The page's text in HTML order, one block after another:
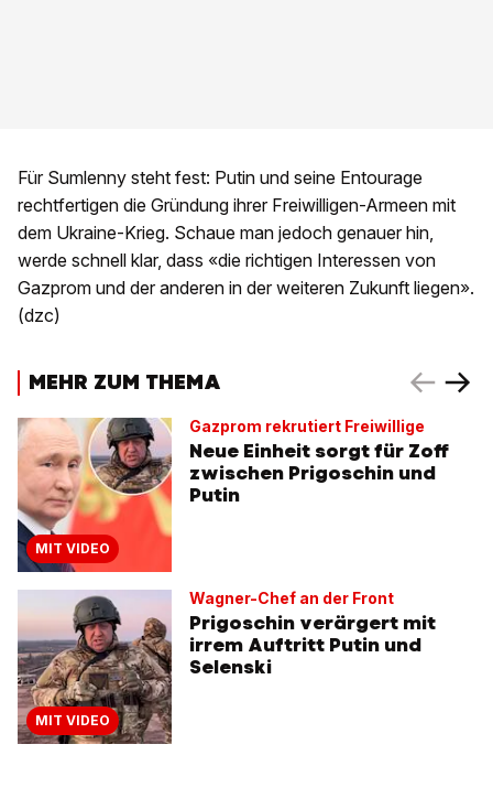
Für Sumlenny steht fest: Putin und seine Entourage
rechtfertigen die Gründung ihrer Freiwilligen-Armeen mit
dem Ukraine-Krieg. Schaue man jedoch genauer hin,
werde schnell klar, dass «die richtigen Interessen von
Gazprom und der anderen in der weiteren Zukunft liegen».
(dzc)
MEHR ZUM THEMA
MIT VIDEO
Gazprom rekrutiert Freiwillige
Neue Einheit sorgt für Zoff
zwischen Prigoschin und
Putin
MIT VIDEO
Wagner-Chef an der Front
Prigoschin verärgert mit
irrem Auftritt Putin und
Selenski